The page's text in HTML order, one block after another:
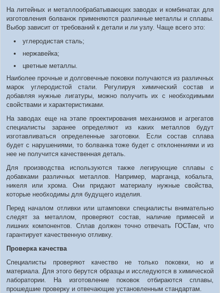
На литейных и металлообрабатывающих заводах и комбинатах для
изготовления болванок применяются различные металлы и сплавы.
Выбор зависит от требований к детали и ли узлу. Чаще всего это:
углеродистая сталь;
нержавейка;
цветные металлы.
Наиболее прочные и долговечные поковки получаются из различных
марок углеродистой стали. Регулируя химический состав и
добавляя нужные лигатуры, можно получить их с необходимыми
свойствами и характеристиками.
На заводах еще на этапе проектирования механизмов и агрегатов
специалисты заранее определяют из каких металлов будут
изготавливаться определенные заготовки. Если состав сплава
будет с нарушениями, то болванка тоже будет с отклонениями и из
нее не получится качественная деталь.
Для производства используются также легирующие сплавы с
добавками различных металлов. Например, марганца, кобальта,
никеля или хрома. Они придают материалу нужные свойства,
которые необходимы для будущего изделия.
Перед началом отливки или штамповки специалисты внимательно
следят за металлом, проверяют состав, наличие примесей и
лишних компонентов. Сплав должен точно отвечать ГОСТам, что
гарантирует качественную отливку.
Проверка качества
Специалисты проверяют качество не только поковки, но и
материала. Для этого берутся образцы и исследуются в химической
лаборатории. На изготовление поковок отбираются сплавы,
прошедшие проверку и отвечающие установленным стандартам.